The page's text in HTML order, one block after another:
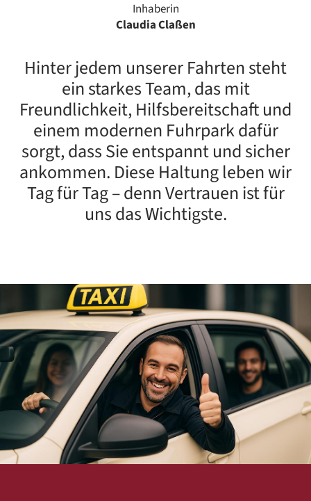
Inhaberin
Claudia Claßen
Hinter jedem unserer Fahrten steht
ein starkes Team, das mit
Freundlichkeit, Hilfsbereitschaft und
einem modernen Fuhrpark dafür
sorgt, dass Sie entspannt und sicher
ankommen. Diese Haltung leben wir
Tag für Tag – denn Vertrauen ist für
uns das Wichtigste.